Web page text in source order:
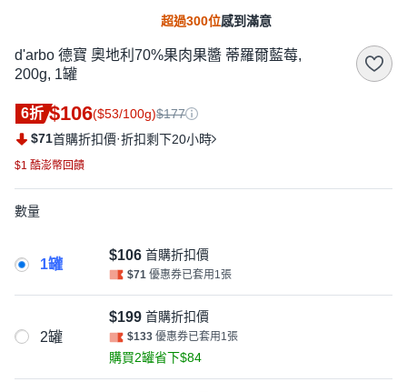
超過300位感到滿意
d'arbo 德寶 奧地利70%果肉果醬 蒂羅爾藍莓,
200g, 1罐
6折 $106($53/100g)$177
$71首購折扣價·折扣剩下20小時
$1 酷澎幣回饋
數量
1罐
$106 首購折扣價
$71 優惠券已套用1張
2罐
$199 首購折扣價
$133 優惠券已套用1張
購買2罐省下$84